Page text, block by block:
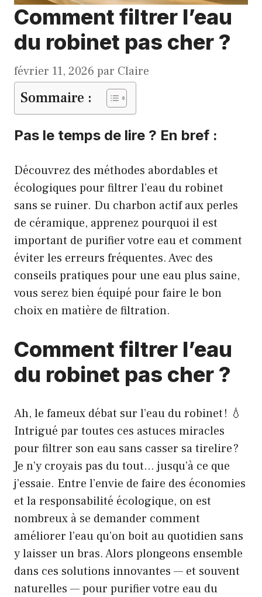
Comment filtrer l’eau
du robinet pas cher ?
février 11, 2026 par Claire
Sommaire :
Pas le temps de lire ? En bref :
Découvrez des méthodes abordables et
écologiques pour filtrer l’eau du robinet
sans se ruiner. Du charbon actif aux perles
de céramique, apprenez pourquoi il est
important de purifier votre eau et comment
éviter les erreurs fréquentes. Avec des
conseils pratiques pour une eau plus saine,
vous serez bien équipé pour faire le bon
choix en matière de filtration.
Comment filtrer l’eau
du robinet pas cher ?
Ah, le fameux débat sur l’eau du robinet ! 💧
Intrigué ​​par toutes ces astuces miracles
pour filtrer son eau sans casser sa tirelire ?
Je n’y croyais pas du tout… jusqu’à ce que
j’essaie. Entre l’envie de faire des économies
et la responsabilité écologique, on est
nombreux à se demander comment
améliorer l’eau qu’on boit au quotidien sans
y laisser un bras. Alors plongeons ensemble
dans ces solutions innovantes — et souvent
naturelles — pour purifier votre eau du